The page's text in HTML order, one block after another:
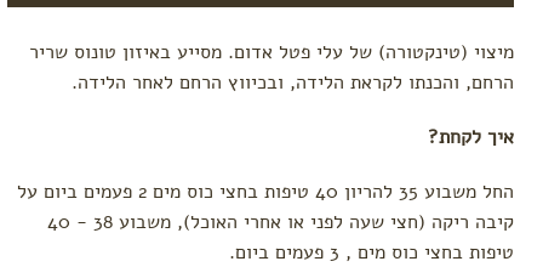
שמיכות
ומצעים
וחלוקי
רחצה
כובעים
לפי מותג
מיצוי (טינקטורה) של עלי פטל אדום. מסייע באיזון טונוס שריר
הרחם, והכנתו לקראת הלידה, ובכיווץ הרחם לאחר הלידה.
איך לקחת?
החל משבוע 35 להריון 40 טיפות בחצי כוס מים 2 פעמים ביום על
קיבה ריקה (חצי שעה לפני או אחרי האוכל), משבוע 38 - 40
טיפות בחצי כוס מים , 3 פעמים ביום.